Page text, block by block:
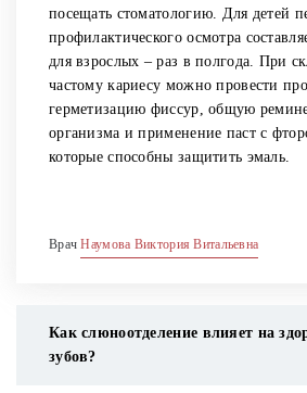
посещать стоматологию. Для детей
профилактического осмотра
для взрослых – раз в полгода. При
частому кариесу можно провести
герметизацию фиссур, общую
организма и применение паст с
которые способны защитить эмаль.
ВрачНаумова Виктория Витальевна
Как слюноотделение влияет на
зубов?